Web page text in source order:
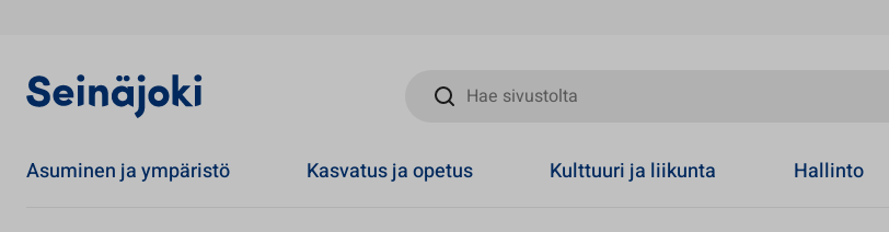
Hae sivustolta
Asuminen ja ympäristö Kasvatus ja opetus Kulttuuri ja liikunta Hallinto